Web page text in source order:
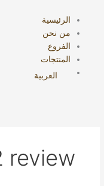
المحتوى
الرئيسية
من نحن
الفروع
المنتجات
العربية
review
عن: